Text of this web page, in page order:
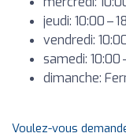
jeudi: 10:00 –
vendredi:
samedi: 10:00
dimanche:
Voulez-vous